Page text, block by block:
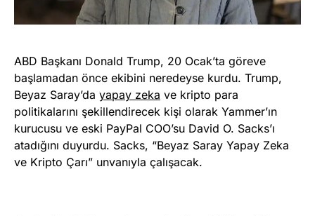
ABD Başkanı Donald Trump, 20 Ocak’ta göreve
başlamadan önce ekibini neredeyse kurdu. Trump,
Beyaz Saray’da yapay zeka ve kripto para
politikalarını şekillendirecek kişi olarak Yammer’ın
kurucusu ve eski PayPal COO’su David O. Sacks’ı
atadığını duyurdu. Sacks, “Beyaz Saray Yapay Zeka
ve Kripto Çarı” unvanıyla çalışacak.